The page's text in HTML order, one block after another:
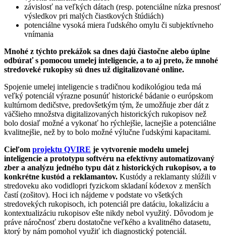
závislosť na veľkých dátach (resp. potenciálne nízka presnosť
výsledkov pri malých čiastkových štúdiách)
potenciálne vysoká miera ľudského omylu či subjektívneho
vnímania
Mnohé z týchto prekážok sa dnes dajú čiastočne alebo úplne
odbúrať s pomocou umelej inteligencie, a to aj preto, že mnohé
stredoveké rukopisy sú dnes už digitalizované online.
Spojenie umelej inteligencie s tradičnou kodikológiou teda má
veľký potenciál výrazne posunúť historické bádanie o európskom
kultúrnom dedičstve, predovšetkým tým, že umožňuje zber dát z
väčšieho množstva digitalizovaných historických rukopisov než
bolo dosiaľ možné a vykonať ho rýchlejšie, lacnejšie a potenciálne
kvalitnejšie, než by to bolo možné výlučne ľudskými kapacitami.
Cieľom projektu QVIRE je vytvorenie modelu umelej
inteligencie a prototypu softvéru na efektívny automatizovaný
zber a analýzu jedného typu dát z historických rukopisov, a to
konkrétne kustód a reklamantov. Kustódy a reklamanty slúžili v
stredoveku ako vodidlopri fyzickom skladaní kódexov z menších
častí (zošitov). Hoci ich nájdeme v podstate vo všetkých
stredovekých rukopisoch, ich potenciál pre datáciu, lokalizáciu a
kontextualizáciu rukopisov ešte nikdy nebol využitý. Dôvodom je
práve náročnosť zberu dostatočne veľkého a kvalitného datasetu,
ktorý by nám pomohol využiť ich diagnostický potenciál.